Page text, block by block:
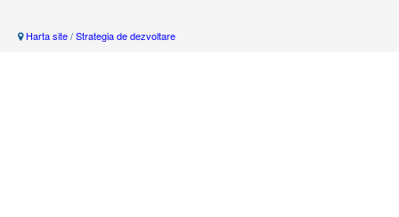
Harta site/Strategia de dezvoltare